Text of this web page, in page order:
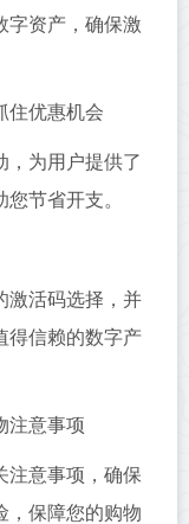
字资产，确保激
住优惠机会
，为用户提供了
节省开支。
激活码选择，并
得信赖的数字产
注意事项
注意事项，确保
，保障您的购物